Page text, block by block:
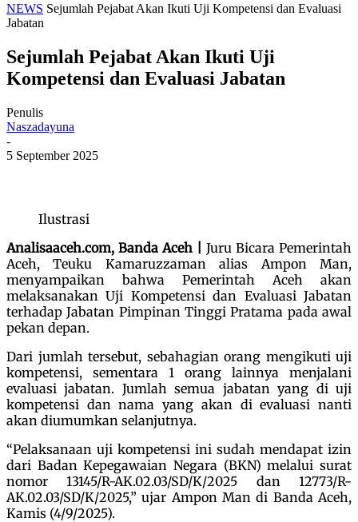
NEWS Sejumlah Pejabat Akan Ikuti Uji Kompetensi dan Evaluasi
Jabatan
Sejumlah Pejabat Akan Ikuti Uji
Kompetensi dan Evaluasi Jabatan
Penulis
Naszadayuna
-
5 September 2025
Ilustrasi
Analisaaceh.com, Banda Aceh |
Juru Bicara Pemerintah
Aceh, Teuku Kamaruzzaman alias Ampon Man,
menyampaikan bahwa Pemerintah Aceh akan
melaksanakan Uji Kompetensi dan Evaluasi Jabatan
terhadap Jabatan Pimpinan Tinggi Pratama pada awal
pekan depan.
Dari jumlah tersebut, sebahagian orang mengikuti uji
kompetensi, sementara 1 orang lainnya menjalani
evaluasi jabatan. Jumlah semua jabatan yang di uji
kompetensi dan nama yang akan di evaluasi nanti
akan diumumkan selanjutnya.
“Pelaksanaan uji kompetensi ini sudah mendapat izin
dari Badan Kepegawaian Negara (BKN) melalui surat
nomor 13145/R-AK.02.03/SD/K/2025 dan 12773/R-
AK.02.03/SD/K/2025,” ujar Ampon Man di Banda Aceh,
Kamis (4/9/2025).